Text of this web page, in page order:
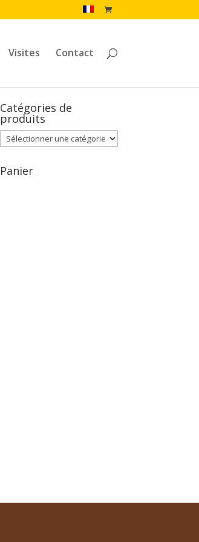
Visites Contact
Catégories de
produits
Panier